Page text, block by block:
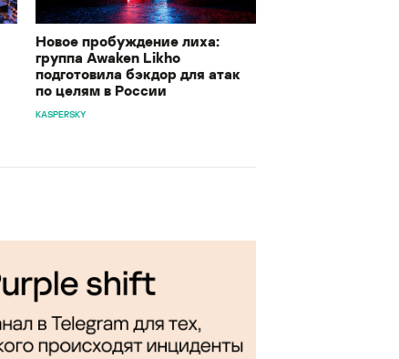
Новое пробуждение лиха:
группа Awaken Likho
подготовила бэкдор для атак
по целям в России
KASPERSKY